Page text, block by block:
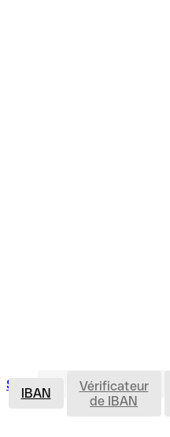
Se connecterOuvrir un compte
IBAN
Vérificateur
de IBAN